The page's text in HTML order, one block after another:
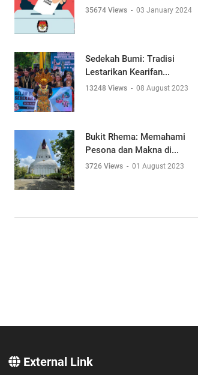
35674 Views - 03 January 2024
Sedekah Bumi: Tradisi
Lestarikan Kearifan...
13248 Views - 08 August 2023
Bukit Rhema: Memahami
Pesona dan Makna di...
3726 Views - 01 August 2023
External Link